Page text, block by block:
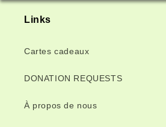
Links
Cartes cadeaux
DONATION REQUESTS
À propos de nous